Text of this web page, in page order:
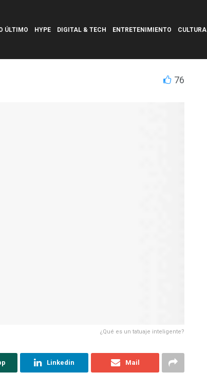
ÚLTIMO HYPE DIGITAL & TECH ENTRETENIMIENTO CULTURA
76
¿Qué es un tatuaje inteligente?
Linkedin Mail